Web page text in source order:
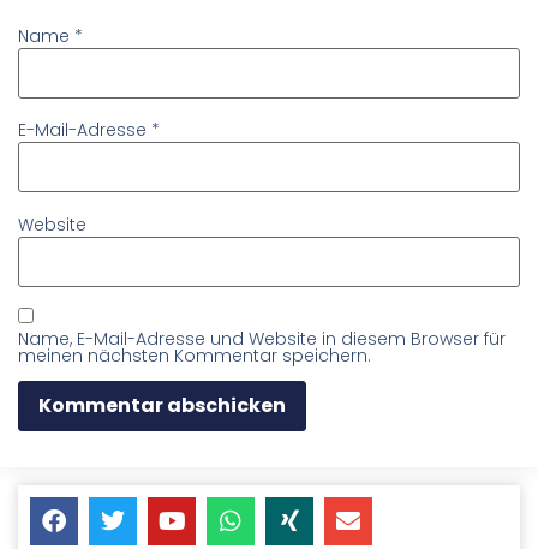
Name *
E-Mail-Adresse *
Website
Name, E-Mail-Adresse und Website in diesem Browser für
meinen nächsten Kommentar speichern.